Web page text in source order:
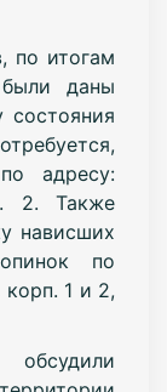
по итогам
даны
состояния
адресу:
2. Также
нависших
по
1 и 2,